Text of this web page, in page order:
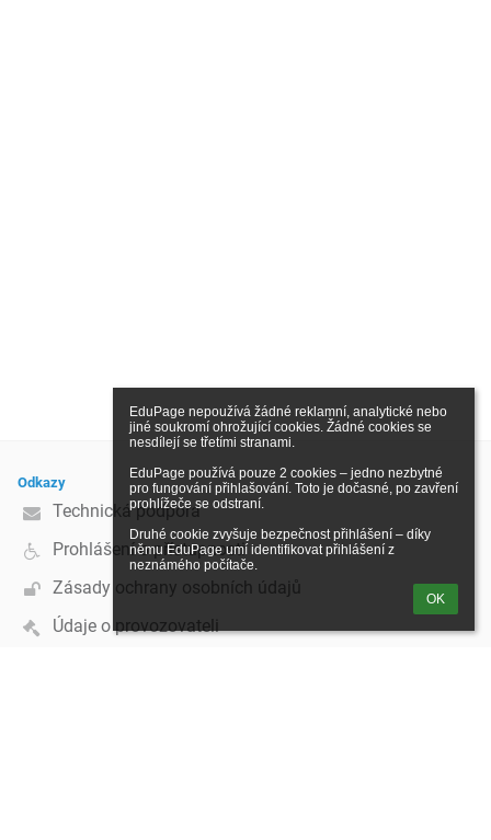
EduPage nepoužívá žádné reklamní, analytické nebo
jiné soukromí ohrožující cookies. Žádné cookies se
nesdílejí se třetími stranami.
EduPage používá pouze 2 cookies – jedno nezbytné
pro fungování přihlašování. Toto je dočasné, po zavření
prohlížeče se odstraní.
Druhé cookie zvyšuje bezpečnost přihlášení – díky
němu EduPage umí identifikovat přihlášení z
neznámého počítače.
OK
Odkazy
Technická podpora
Prohlášení o přístupnosti
Zásady ochrany osobních údajů
Údaje o provozovateli